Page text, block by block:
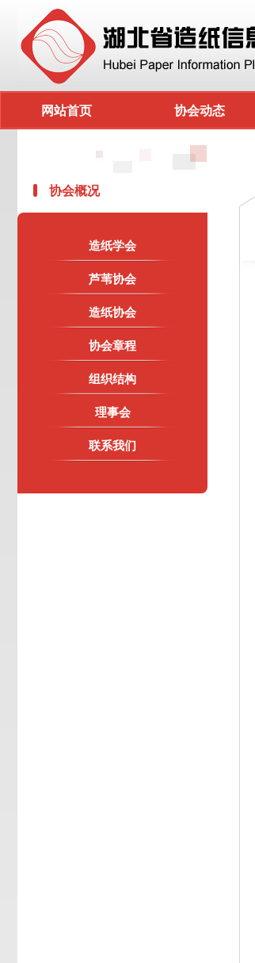
网站首页 协会动态
协会概况
造纸学会
芦苇协会
造纸协会
协会章程
组织结构
理事会
联系我们